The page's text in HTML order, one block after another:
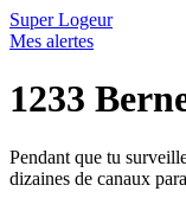
Super Logeur
Mes alertes
1233
Pendant que tu
dizaines de canaux